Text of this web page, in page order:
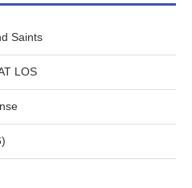
Saints
LOS